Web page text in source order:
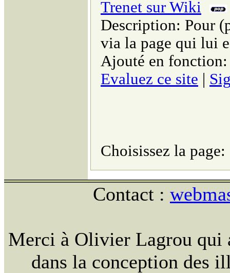
Trenet sur Wiki
Description: Pour
via la page qui lui
Ajouté en
Evaluez ce site
Choisissez la
Contact :
Merci à Olivier Lagrou qui
dans la conception des